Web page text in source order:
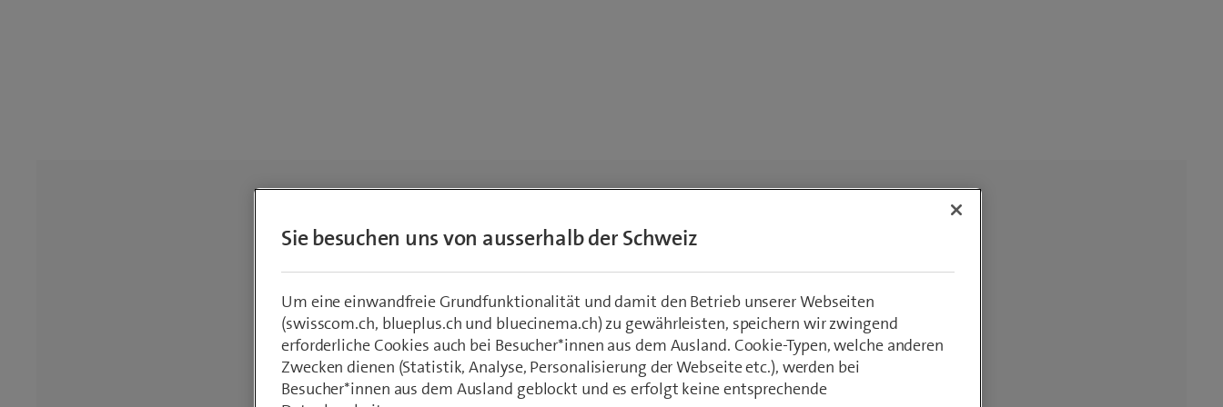
Sie besuchen uns von ausserhalb der Schweiz
Um eine einwandfreie Grundfunktionalität und damit den Betrieb unserer Webseiten
(swisscom.ch, blueplus.ch und bluecinema.ch) zu gewährleisten, speichern wir zwingend
erforderliche Cookies auch bei Besucher*innen aus dem Ausland. Cookie-Typen, welche anderen
Zwecken dienen (Statistik, Analyse, Personalisierung der Webseite etc.), werden bei
Besucher*innen aus dem Ausland geblockt und es erfolgt keine entsprechende